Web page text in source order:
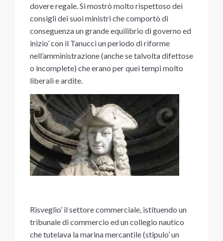
dovere regale. Si mostrò molto rispettoso dei
consigli dei suoi ministri che comportò di
conseguenza un grande equilibrio di governo ed
inizio’ con il Tanucci un periodo di riforme
nell’amministrazione (anche se talvolta difettose
o incomplete) che erano per quei tempi molto
liberali e ardite.
Risveglio’ il settore commerciale, istituendo un
tribunale di commercio ed un collegio nautico
che tutelava la marina mercantile (stipulo’ un